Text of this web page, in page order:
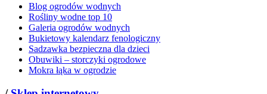
Blog ogrodów wodnych
Rośliny wodne top 10
Galeria ogrodów wodnych
Bukietowy kalendarz fenologiczny
Sadzawka bezpieczna dla dzieci
Obuwiki – storczyki ogrodowe
Mokra łąka w ogrodzie